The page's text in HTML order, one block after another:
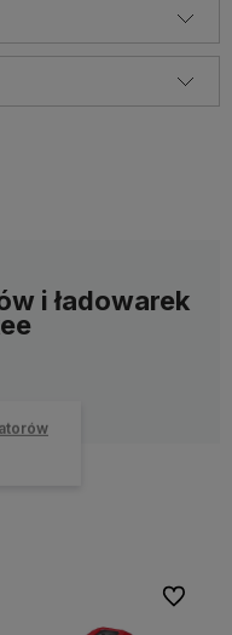
i ładowarek
Do